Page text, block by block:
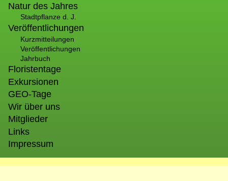
Natur des Jahres
Stadtpflanze d. J.
Veröffentlichungen
Kurzmitteilungen
Veröffentlichungen
Jahrbuch
Floristentage
Exkursionen
GEO-Tage
Wir über uns
Mitglieder
Links
Impressum